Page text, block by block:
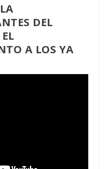
DEL
A LOS YA